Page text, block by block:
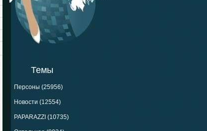
Темы
Персоны (25956)
Новости (12554)
PAPARAZZI (10735)